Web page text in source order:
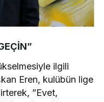
ilgili
Eren, kulübün lige
”Evet,